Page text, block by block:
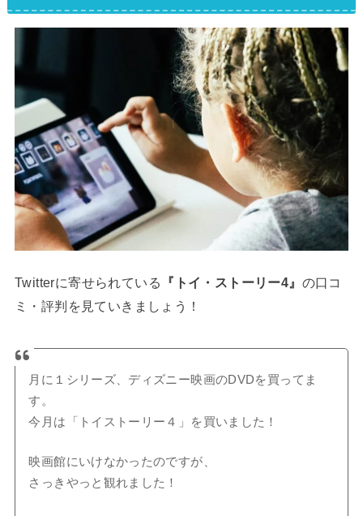
Twitterに寄せられている 『トイ・ストーリー4』 の口コ
ミ・評判を見ていきましょう！
月に１シリーズ、ディズニー映画のDVDを買ってま
す。
今月は「トイストーリー４」を買いました！
映画館にいけなかったのですが、
さっきやっと観れました！